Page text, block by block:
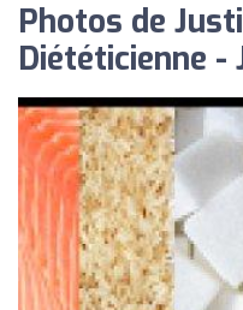
Photos de
Diététicienne -